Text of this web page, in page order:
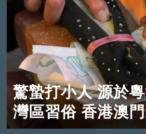
驚蟄打小人 源於
灣區習俗 香港澳